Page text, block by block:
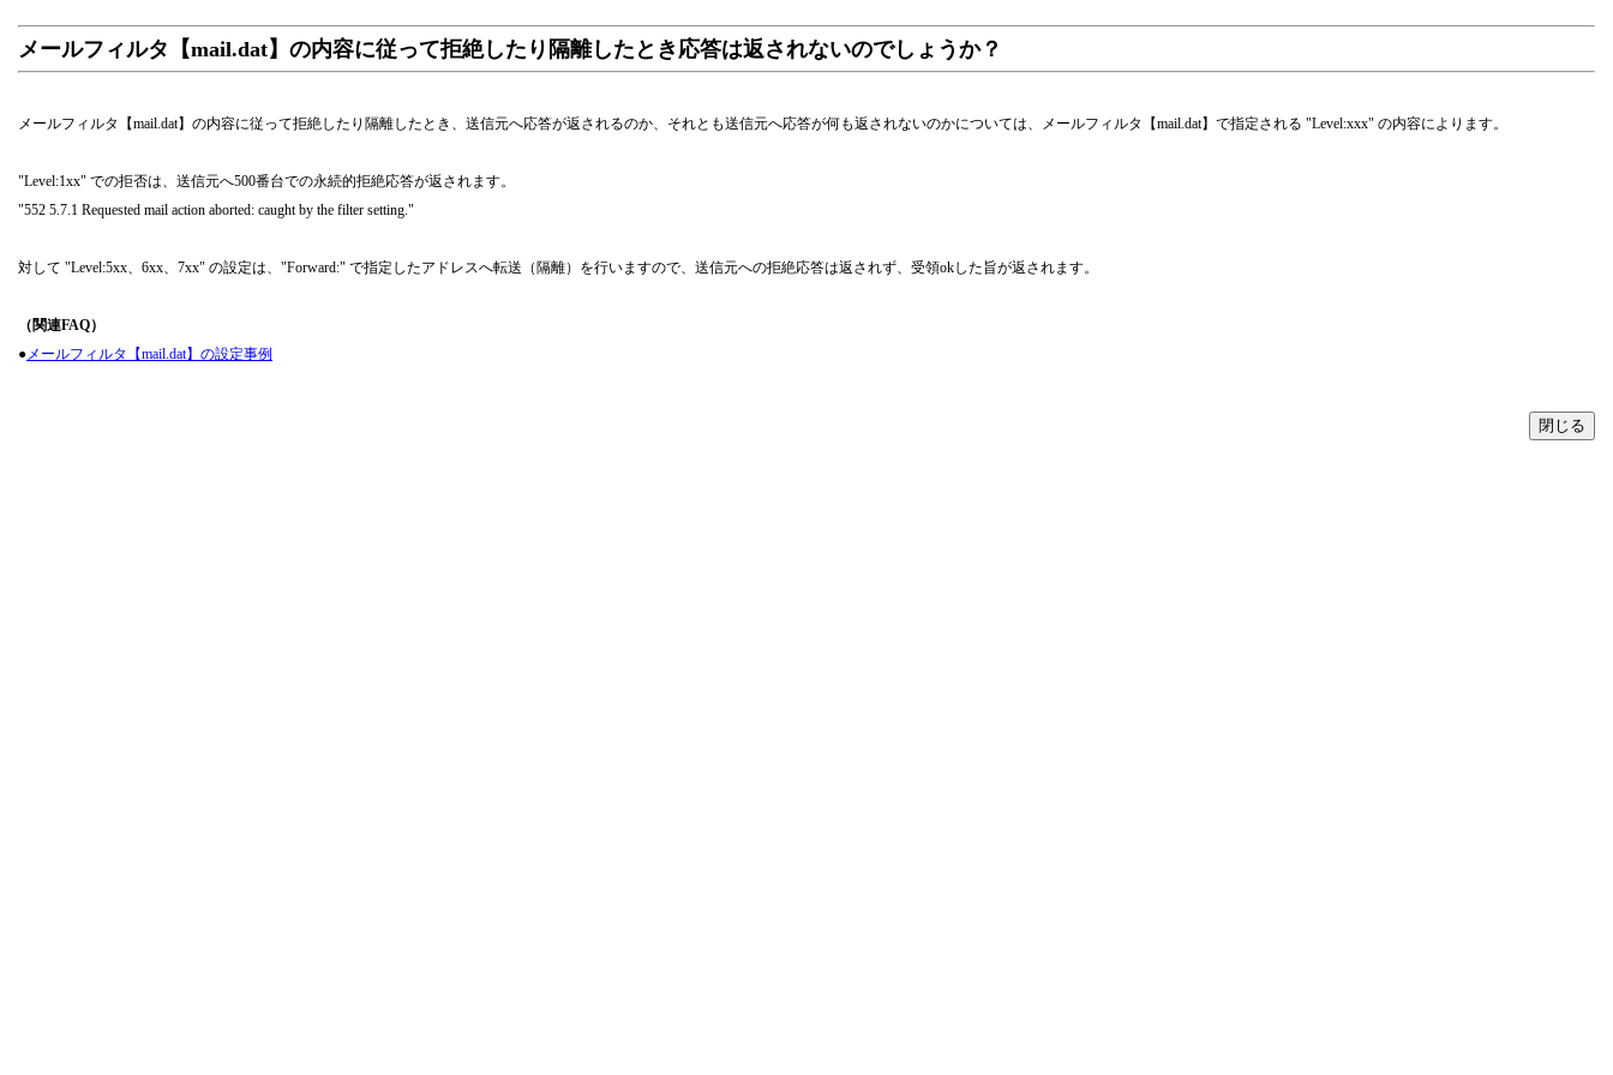
メールフィルタ【mail.dat】の内容に従って拒絶したり隔離したとき応答は返されないのでしょうか？
メールフィルタ【mail.dat】の内容に従って拒絶したり隔離したとき、送信元へ応答が返されるのか、それとも送信元へ応答が何も返されないのかについては、メールフィルタ【mail.dat】で指定される "Level:xxx" の内容によります。
"Level:1xx" での拒否は、送信元へ500番台での永続的拒絶応答が返されます。
"552 5.7.1 Requested mail action aborted: caught by the filter setting."
対して "Level:5xx、6xx、7xx" の設定は、"Forward:" で指定したアドレスへ転送（隔離）を行いますので、送信元への拒絶応答は返されず、受領okした旨が返されます。
（関連FAQ）
●メールフィルタ【mail.dat】の設定事例